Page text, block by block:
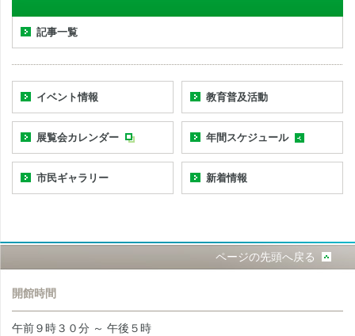
記事一覧
イベント情報 教育普及活動
展覧会カレンダー 年間スケジュール
市民ギャラリー 新着情報
ページの先頭へ戻る
開館時間
午前９時３０分 ～ 午後５時